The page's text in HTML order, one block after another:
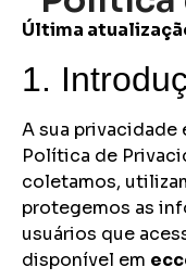
Última
1.
A sua privacidade
Política de
coletamos,
protegemos as
usuários que
disponível em